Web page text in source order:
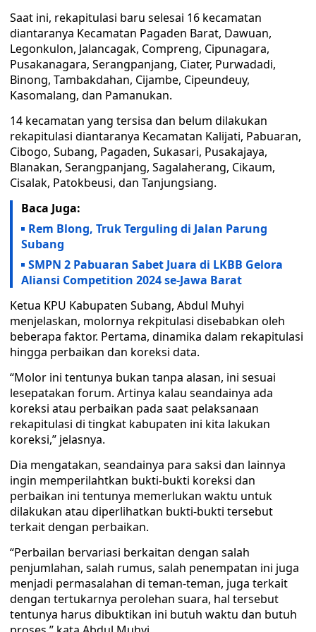
Saat ini, rekapitulasi baru selesai 16 kecamatan
diantaranya Kecamatan Pagaden Barat, Dawuan,
Legonkulon, Jalancagak, Compreng, Cipunagara,
Pusakanagara, Serangpanjang, Ciater, Purwadadi,
Binong, Tambakdahan, Cijambe, Cipeundeuy,
Kasomalang, dan Pamanukan.
14 kecamatan yang tersisa dan belum dilakukan
rekapitulasi diantaranya Kecamatan Kalijati, Pabuaran,
Cibogo, Subang, Pagaden, Sukasari, Pusakajaya,
Blanakan, Serangpanjang, Sagalaherang, Cikaum,
Cisalak, Patokbeusi, dan Tanjungsiang.
Baca Juga:
Rem Blong, Truk Terguling di Jalan Parung
Subang
SMPN 2 Pabuaran Sabet Juara di LKBB Gelora
Aliansi Competition 2024 se-Jawa Barat
Ketua KPU Kabupaten Subang, Abdul Muhyi
menjelaskan, molornya rekpitulasi disebabkan oleh
beberapa faktor. Pertama, dinamika dalam rekapitulasi
hingga perbaikan dan koreksi data.
“Molor ini tentunya bukan tanpa alasan, ini sesuai
lesepatakan forum. Artinya kalau seandainya ada
koreksi atau perbaikan pada saat pelaksanaan
rekapitulasi di tingkat kabupaten ini kita lakukan
koreksi,” jelasnya.
Dia mengatakan, seandainya para saksi dan lainnya
ingin memperilahtkan bukti-bukti koreksi dan
perbaikan ini tentunya memerlukan waktu untuk
dilakukan atau diperlihatkan bukti-bukti tersebut
terkait dengan perbaikan.
“Perbailan bervariasi berkaitan dengan salah
penjumlahan, salah rumus, salah penempatan ini juga
menjadi permasalahan di teman-teman, juga terkait
dengan tertukarnya perolehan suara, hal tersebut
tentunya harus dibuktikan ini butuh waktu dan butuh